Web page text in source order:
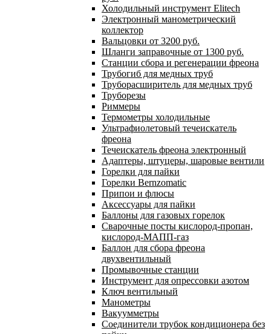
Холодильный инструмент Elitech
Электронный манометрический
коллектор
Вальцовки от 3200 руб.
Шланги заправочные от 1300 руб.
Станции сбора и регенерации фреона
Трубогиб для медных труб
Труборасширитель для медных труб
Труборезы
Риммеры
Термометры холодильные
Ультрафиолетовый течеискатель
фреона
Течеискатель фреона электронный
Адаптеры, штуцеры, шаровые вентили
Горелки для пайки
Горелки Bernzomatic
Припои и флюсы
Аксессуары для пайки
Баллоны для газовых горелок
Сварочные посты кислород-пропан,
кислород-МАПП-газ
Баллон для сбора фреона
двухвентильный
Промывочные станции
Инструмент для опрессовки азотом
Ключ вентильный
Манометры
Вакуумметры
Соединители трубок кондиционера без